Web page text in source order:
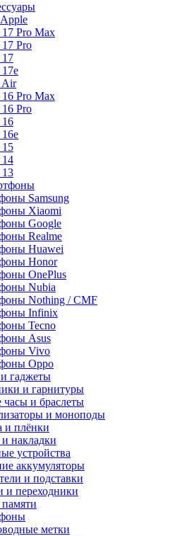
17 Pro Max
Pro
17
Air
16 Pro Max
Pro
16
15
14
13
Samsung
Xiaomi
Google
Realme
Huawei
Honor
OnePlus
Nubia
Nothing / CMF
Infinix
Tecno
Asus
Vivo
Oppo
гаджеты
и гарнитуры
и браслеты
и моноподы
и плёнки
накладки
устройства
аккумуляторы
и подставки
и переходники
метки